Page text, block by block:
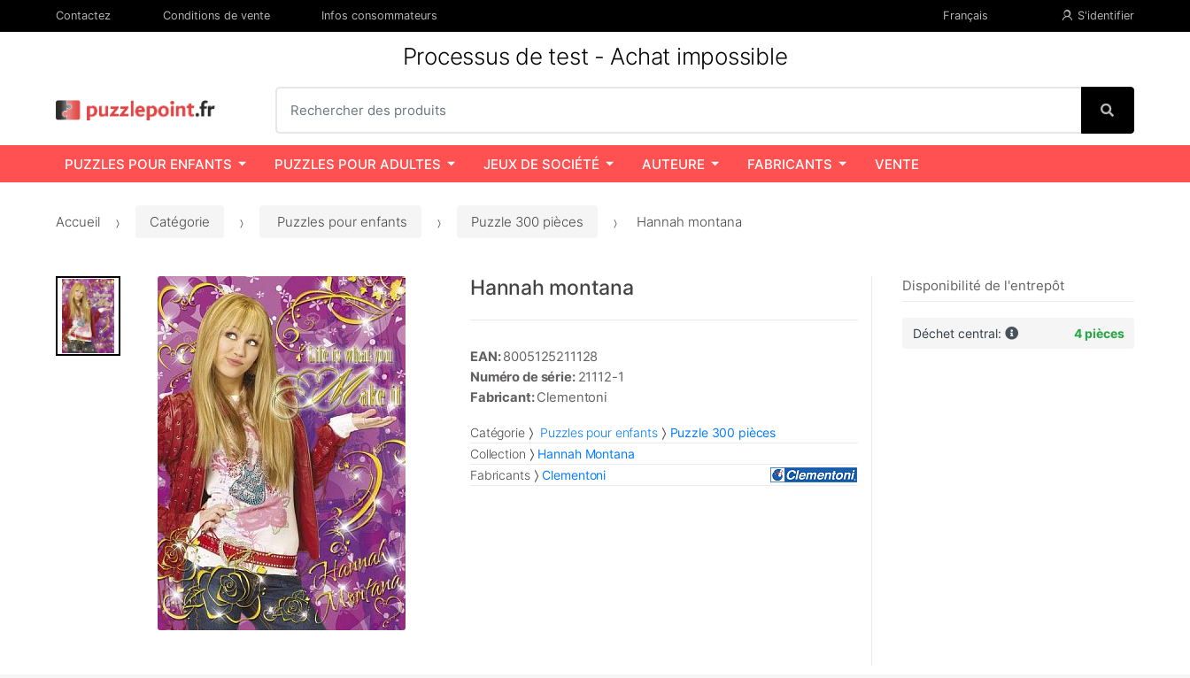
Contactez Conditions de vente Infos consommateurs Français S'identifier
Processus de test - Achat impossible
PUZZLES POUR ENFANTS PUZZLES POUR ADULTES JEUX DE SOCIÉTÉ AUTEURE FABRICANTS VENTE
Accueil Catégorie Puzzles pour enfants Puzzle 300 pièces Hannah montana
Hannah montana
EAN:8005125211128
Numéro de série: 21112-1
Fabricant:Clementoni
Catégorie Puzzles pour enfants
Puzzle 300 pièces
Collection
Hannah Montana
Fabricants
Clementoni
Disponibilité de l'entrepôt
Déchet central: 4 pièces